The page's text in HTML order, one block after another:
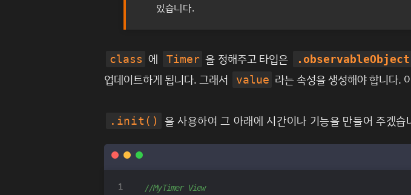
있습니다.
class 에 Timer 을 정해주고 타입은 .observableObject
업데이트하게 됩니다. 그래서
value 라는 속성을 생성해야 합니다.
.init() 을 사용하여 그 아래에 시간이나 기능을 만들어 주겠습
//MyTimer View